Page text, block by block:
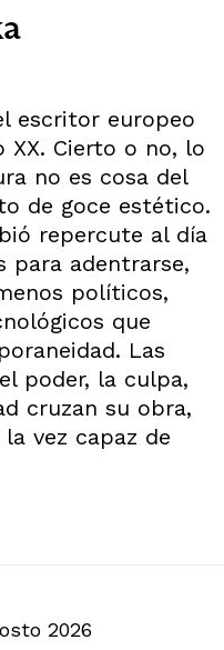
escritor europeo
Cierto o no, lo
no es cosa del
de goce estético.
repercute al día
para adentrarse,
políticos,
que
Las
poder, la culpa,
cruzan su obra,
vez capaz de
2026